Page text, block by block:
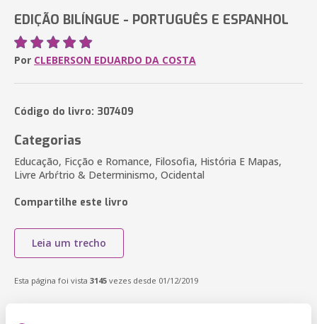
EDIÇÃO BILÍNGUE - PORTUGUÊS E ESPANHOL
Por CLEBERSON EDUARDO DA COSTA
Código do livro: 307409
Categorias
Educação, Ficção e Romance, Filosofia, História E Mapas,
Livre Arbŕtrio & Determinismo, Ocidental
Compartilhe este livro
Leia um trecho
Esta página foi vista 3145 vezes desde 01/12/2019